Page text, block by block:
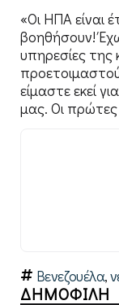
«Οι ΗΠΑ είναι
βοηθήσουν!
υπηρεσίες
είμαστε εκεί
μας. Οι πρώτες
Βενεζουέλα,
ΔΗΜΟΦΙΛΗ